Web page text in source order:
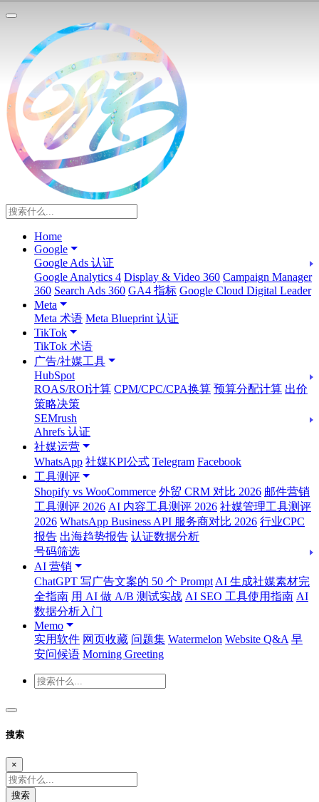
Home
Google
Google Ads 认证
Google Analytics 4 Display & Video 360 Campaign Manager
360 Search Ads 360 GA4 指标 Google Cloud Digital Leader
Meta
Meta 术语 Meta Blueprint 认证
TikTok
TikTok 术语
广告/社媒工具
HubSpot
ROAS/ROI计算 CPM/CPC/CPA换算 预算分配计算 出价
策略决策
SEMrush
Ahrefs 认证
社媒运营
WhatsApp 社媒KPI公式 Telegram Facebook
工具测评
Shopify vs WooCommerce 外贸 CRM 对比 2026 邮件营销
工具测评 2026 AI 内容工具测评 2026 社媒管理工具测评
2026 WhatsApp Business API 服务商对比 2026 行业CPC
报告 出海趋势报告 认证数据分析
号码筛选
AI 营销
ChatGPT 写广告文案的 50 个 Prompt AI 生成社媒素材完
全指南 用 AI 做 A/B 测试实战 AI SEO 工具使用指南 AI
数据分析入门
Memo
实用软件 网页收藏 问题集 Watermelon Website Q&A 早
安问候语 Morning Greeting
搜索
×
搜索